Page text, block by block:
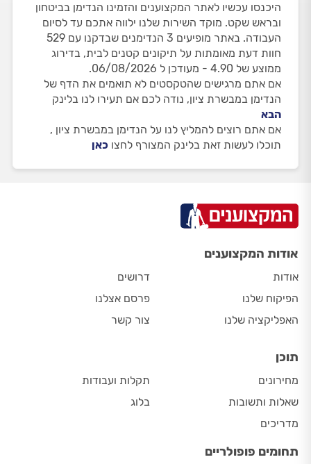
היכנסו עכשיו לאתר המקצוענים והזמינו הנדימן בביטחון
ובראש שקט. מוקד השירות שלנו ילווה אתכם עד לסיום
העבודה. באתר מופיעים 3 הנדימנים שבדקנו עם 529
חוות דעת מאומתות על תיקונים קטנים לבית, בדירוג
ממוצע של 4.90 - מעודכן ל 06/08/2026.
אם אתם מרגישים שהטקסטים לא תואמים את הדף של
הנדימן במבשרת ציון, נודה לכם אם תעירו לנו בלינק
הבא
אם אתם רוצים להמליץ לנו על הנדימן במבשרת ציון ,
תוכלו לעשות זאת בלינק המצורף לחצו כאן
אודות המקצוענים
אודות
הפיקוח שלנו
האפליקציה שלנו
דרושים
פרסם אצלנו
צור קשר
תוכן
מחירונים
שאלות ותשובות
מדריכים
תקלות ועבודות
בלוג
תחומים פופולריים